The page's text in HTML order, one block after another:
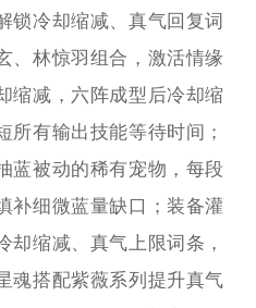
锁冷却缩减、真气回复词
、林惊羽组合，激活情缘
缩减，六阵成型后冷却缩
所有输出技能等待时间；
蓝被动的稀有宠物，每段
补细微蓝量缺口；装备灌
却缩减、真气上限词条，
魂搭配紫薇系列提升真气